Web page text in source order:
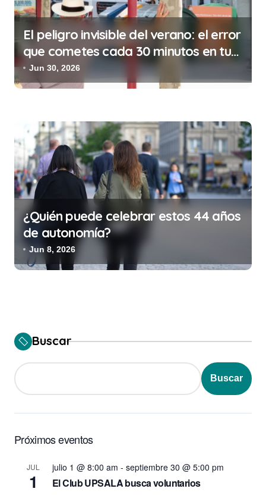
d
a
s
El peligro invisible del verano: el error
que cometes cada 30 minutos en tu
trabajo (y la ilegalidad que te puede
costar la vida)
Jun 30, 2026
¿Quién puede celebrar estos 44 años
de autonomía?
Jun 8, 2026
Buscar
Buscar
Próximos eventos
JUL
1
julio 1 @ 8:00 am - septiembre 30 @ 5:00 pm
El Club UPSALA busca voluntarios